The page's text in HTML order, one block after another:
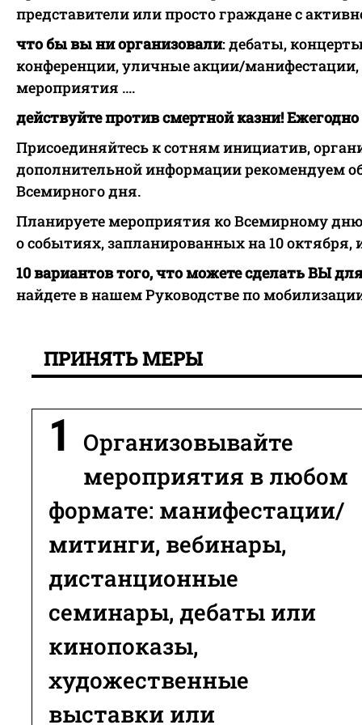
представители или просто граждане с
что бы вы ни организовали: дебаты,
конференции, уличные акции/
мероприятия ….
действуйте против смертной казни! Ежегодно
Присоединяйтесь к сотням инициатив,
дополнительной информации рекомендуем
Всемирного дня.
Планируете мероприятия ко Всемирному
о событиях, запланированных на 10
10 вариантов того, что можете сделать ВЫ
найдете в нашем Руководстве по
ПРИНЯТЬ МЕРЫ
Организовывайте
мероприятия в любом
формате: манифестации/
митинги, вебинары,
дистанционные
семинары, дебаты или
кинопоказы,
художественные
выставки или